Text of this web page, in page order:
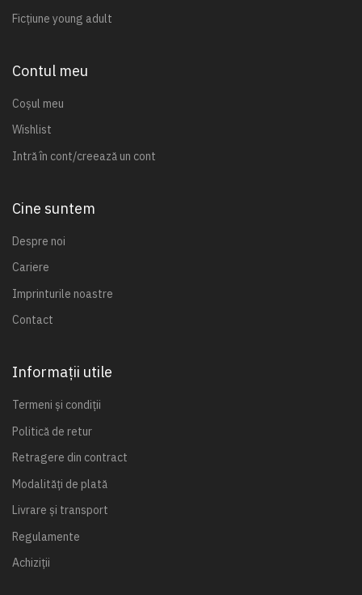
Ficțiune young adult
Contul meu
Coșul meu
Wishlist
Intră în cont/creează un cont
Cine suntem
Despre noi
Cariere
Imprinturile noastre
Contact
Informații utile
Termeni și condiții
Politică de retur
Retragere din contract
Modalități de plată
Livrare și transport
Regulamente
Achiziții